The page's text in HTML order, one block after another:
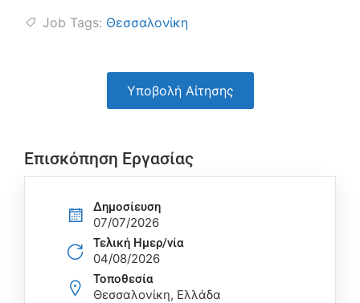
Job Tags: Θεσσαλονίκη
Υποβολή Αίτησης
Επισκόπηση Εργασίας
Δημοσίευση
07/07/2026
Τελική Ημερ/νία
04/08/2026
Τοποθεσία
Θεσσαλονίκη, Ελλάδα